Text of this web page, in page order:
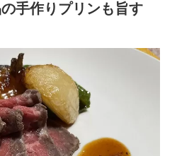
手作りプリンも旨す